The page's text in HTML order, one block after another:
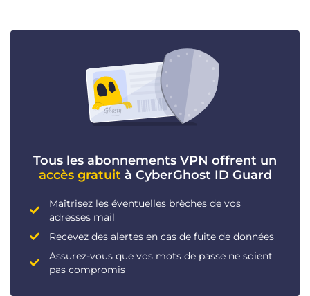
Tous les abonnements VPN offrent un
accès gratuit à CyberGhost ID Guard
Maîtrisez les éventuelles brèches de vos
adresses mail
Recevez des alertes en cas de fuite de données
Assurez-vous que vos mots de passe ne soient
pas compromis